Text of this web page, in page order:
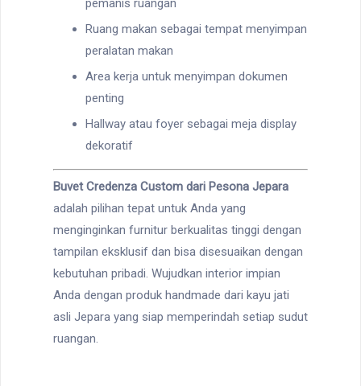
Ruang makan sebagai tempat menyimpan
peralatan makan
Area kerja untuk menyimpan dokumen
penting
Hallway atau foyer sebagai meja display
dekoratif
Buvet Credenza Custom dari Pesona Jepara
adalah pilihan tepat untuk Anda yang
menginginkan furnitur berkualitas tinggi dengan
tampilan eksklusif dan bisa disesuaikan dengan
kebutuhan pribadi. Wujudkan interior impian
Anda dengan produk handmade dari kayu jati
asli Jepara yang siap memperindah setiap sudut
ruangan.